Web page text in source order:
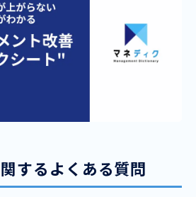
するよくある質問